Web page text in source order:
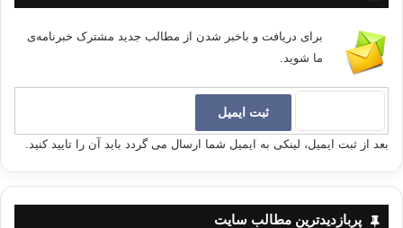
برای دریافت و باخبر شدن از مطالب جدید مشترک خبرنامه‌ی
ما شوید.
بعد از ثبت ایمیل، لینکی به ایمیل شما ارسال می گردد باید آن را تایید کنید.
پربازدیدترین مطالب سایت